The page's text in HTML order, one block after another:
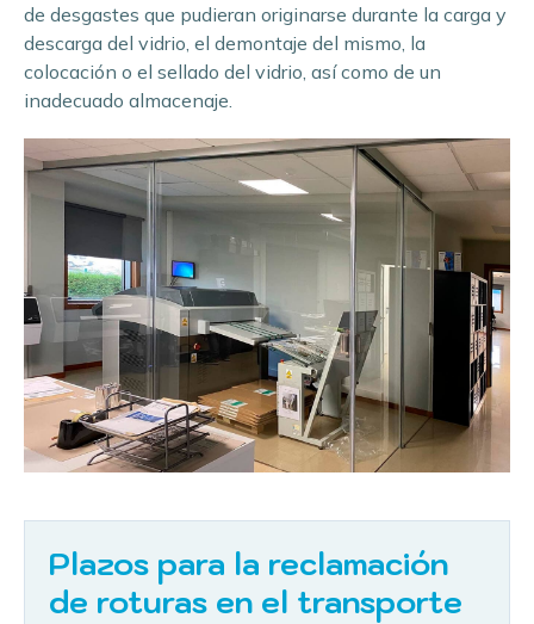
de desgastes que pudieran originarse durante la carga y
descarga del vidrio, el demontaje del mismo, la
colocación o el sellado del vidrio, así como de un
inadecuado almacenaje.
Plazos para la reclamación
de roturas en el transporte